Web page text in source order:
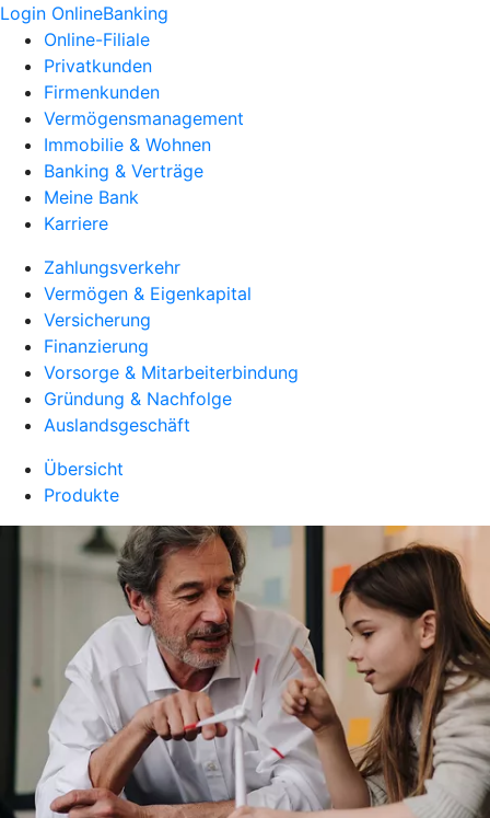
Login OnlineBanking
Online-Filiale
Privatkunden
Firmenkunden
Vermögensmanagement
Immobilie & Wohnen
Banking & Verträge
Meine Bank
Karriere
Zahlungsverkehr
Vermögen & Eigenkapital
Versicherung
Finanzierung
Vorsorge & Mitarbeiterbindung
Gründung & Nachfolge
Auslandsgeschäft
Übersicht
Produkte